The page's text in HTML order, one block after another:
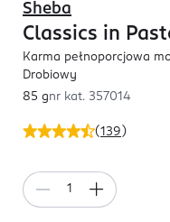
(139 )
Sheba
Classics in
Karma pełnoporcjowa
Drobiowy
85 gnr kat. 357014